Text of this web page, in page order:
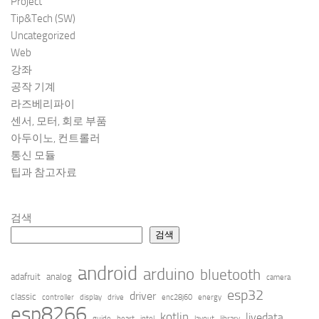
Tip&Tech (SW)
Uncategorized
Web
강좌
공작 기계
라즈베리파이
센서, 모터, 회로 부품
아두이노, 컨트롤러
통신 모듈
팁과 참고자료
검색
검색
adafruit analog android arduino bluetooth camera
classic controller display drive driver enc28j60 energy esp32